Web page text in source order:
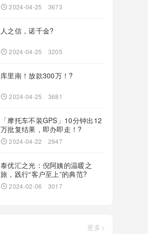
2024-04-25 3673
人之信，诺千金?
2024-04-25 3205
库里南！放款300万！?
2024-04-25 3681
「摩托车不装GPS」10分钟出12
万批复结果，即办即走！?
2024-04-22 2947
泰优汇之光：倪阿姨的温暖之
旅，践行“客户至上”的典范?
2024-02-06 3017
更多>